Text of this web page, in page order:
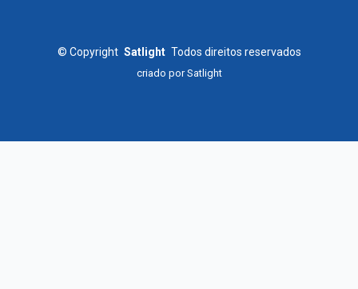
© Copyright Satlight Todos direitos reservados
criado porSatlight